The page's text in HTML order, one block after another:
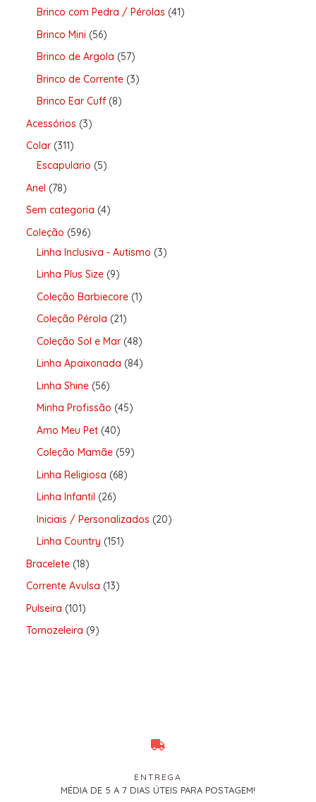
Brinco com Pedra / Pérolas 41
Brinco Mini 56
Brinco de Argola 57
Brinco de Corrente 3
Brinco Ear Cuff 8
Acessórios 3
Colar 311
Escapulario 5
Anel 78
Sem categoria 4
Coleção 596
Linha Inclusiva - Autismo 3
Linha Plus Size 9
Coleção Barbiecore 1
Coleção Pérola 21
Coleção Sol e Mar 48
Linha Apaixonada 84
Linha Shine 56
Minha Profissão 45
Amo Meu Pet 40
Coleção Mamãe 59
Linha Religiosa 68
Linha Infantil 26
Iniciais / Personalizados 20
Linha Country 151
Bracelete 18
Corrente Avulsa 13
Pulseira 101
Tornozeleira 9
ENTREGA
MÉDIA DE 5 A 7 DIAS ÚTEIS PARA POSTAGEM!